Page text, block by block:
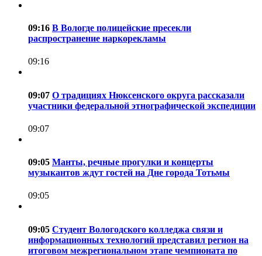
09:16 В Вологде полицейские пресекли
распространение наркорекламы
09:16
09:07 О традициях Нюксенского округа рассказали
участники федеральной этнографической экспедиции
09:07
09:05 Манты, речные прогулки и концерты
музыкантов ждут гостей на Дне города Тотьмы
09:05
09:05 Студент Вологодского колледжа связи и
информационных технологий представил регион на
итоговом межрегиональном этапе чемпионата по